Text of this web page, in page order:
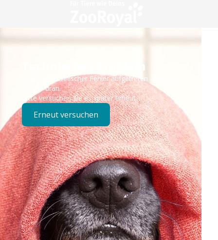
Technisches Problem
Es ist ein technischer Fehler aufgetreten – wir sind
bereits dran.
Bitte versuchen Sie es später erneut.
Erneut versuchen